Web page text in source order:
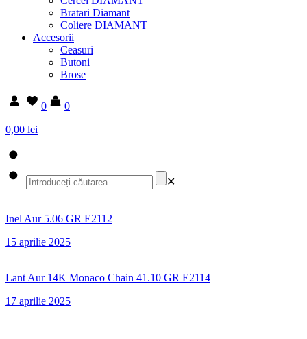
Bratari Diamant
Coliere DIAMANT
Accesorii
Ceasuri
Butoni
Brose
0
0
0,00 lei
✕
Inel Aur 5.06 GR E2112
15 aprilie 2025
Lant Aur 14K Monaco Chain 41.10 GR E2114
17 aprilie 2025